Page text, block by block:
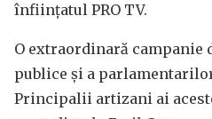
înființatul PRO TV.
O extraordinară campanie
publice și a
Principalii artizani ai